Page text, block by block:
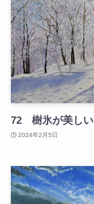
72 樹氷が美しい
2024年2月5日